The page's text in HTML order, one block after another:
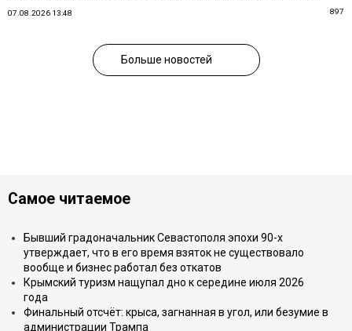
07.08.2026 13:48 897
Больше новостей
Самое читаемое
Бывший градоначальник Севастополя эпохи 90-х
утверждает, что в его время взяток не существовало
вообще и бизнес работал без откатов
Крымский туризм нащупал дно к середине июля 2026
года
Финальный отсчёт: крыса, загнанная в угол, или безумие в
администрации Трампа